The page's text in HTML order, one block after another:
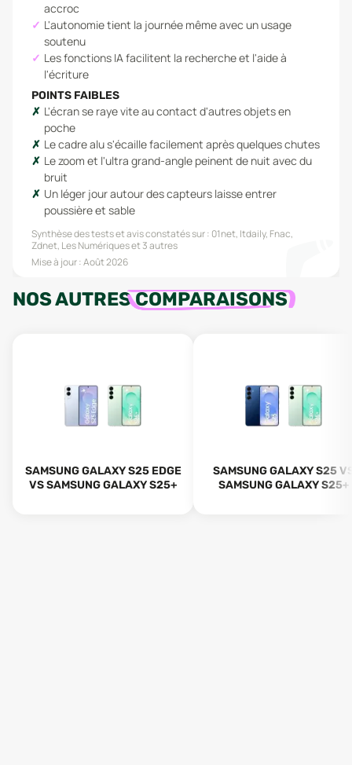
accroc
L'autonomie tient la journée même avec un usage
soutenu
Les fonctions IA facilitent la recherche et l'aide à
l'écriture
POINTS FAIBLES
L'écran se raye vite au contact d'autres objets en
poche
Le cadre alu s'écaille facilement après quelques chutes
Le zoom et l'ultra grand-angle peinent de nuit avec du
bruit
Un léger jour autour des capteurs laisse entrer
poussière et sable
Synthèse des tests et avis constatés sur : 01net, Itdaily, Fnac,
Zdnet, Les Numériqueset 3 autres
Mise à jour :Août 2026
NOS AUTRESCOMPARAISONS
SAMSUNG GALAXY S25 EDGE
VS SAMSUNG GALAXY S25+
SAMSUNG GALAXY S25
SAMSUNG GALAXY S25+